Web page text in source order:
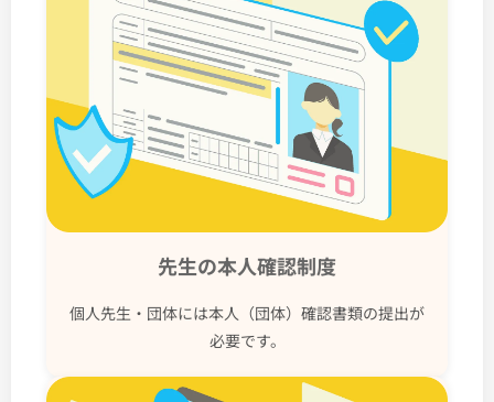
先生の本人確認制度
個人先生・団体には本人（団体）確認書類の提出が
必要です。